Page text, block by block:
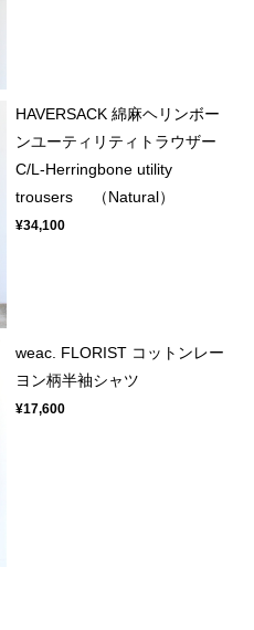
HAVERSACK 綿麻ヘリンボー
ンユーティリティトラウザー
C/L-Herringbone utility
trousers （Natural）
¥34,100
weac. FLORIST コットンレー
ヨン柄半袖シャツ
¥17,600